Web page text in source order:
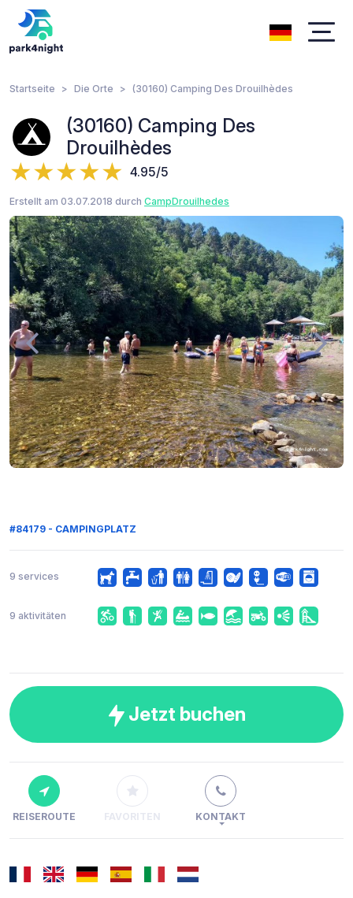
Startseite Die Orte (30160) Camping Des Drouilhèdes
(30160) Camping Des
Drouilhèdes
4.95/5
Erstellt am 03.07.2018 durch CampDrouilhedes
#84179 - CAMPINGPLATZ
9 services
9 aktivitäten
Jetzt buchen
REISEROUTE FAVORITEN KONTAKT